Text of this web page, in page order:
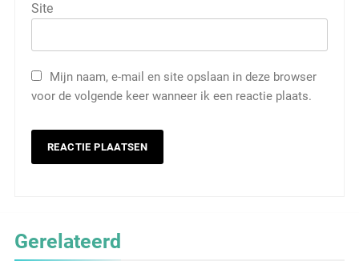
Site
Mijn naam, e-mail en site opslaan in deze browser
voor de volgende keer wanneer ik een reactie plaats.
Gerelateerd
5